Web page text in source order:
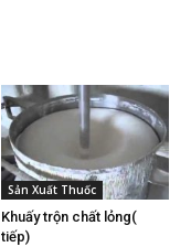
Sản Xuất Thuốc
Khuấy trộn chất lỏng(
tiếp)